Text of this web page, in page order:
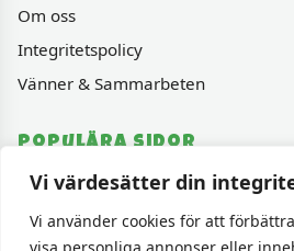
Vi värdesätter din
Vi använder cookies för att
Om oss
Integritetspolicy
Vänner & Sammarbeten
Populära sidor
Varumärken
Fyndhörnan